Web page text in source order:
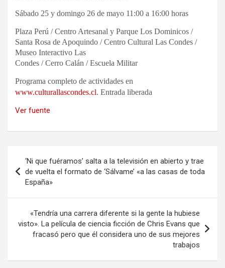
Sábado 25 y domingo 26 de mayo 11:00 a 16:00 horas
Plaza Perú / Centro Artesanal y Parque Los Dominicos /
Santa Rosa de Apoquindo / Centro Cultural Las Condes /
Museo Interactivo Las
Condes / Cerro Calán / Escuela Militar
Programa completo de actividades en
www.culturallascondes.cl. Entrada liberada
Ver fuente
de
entradas
‘Ni que fuéramos’ salta a la televisión en abierto y trae
de vuelta el formato de ‘Sálvame’ «a las casas de toda
España»
«Tendría una carrera diferente si la gente la hubiese
visto». La película de ciencia ficción de Chris Evans que
fracasó pero que él considera uno de sus mejores
trabajos